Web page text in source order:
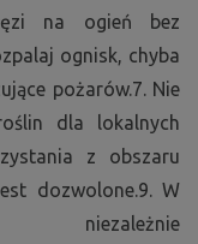
na ogień bez
ognisk, chyba
pożarów.7. Nie
dla lokalnych
z obszaru
dozwolone.9. W
niezależnie